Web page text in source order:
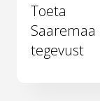
Toeta
Saaremaa
tegevust